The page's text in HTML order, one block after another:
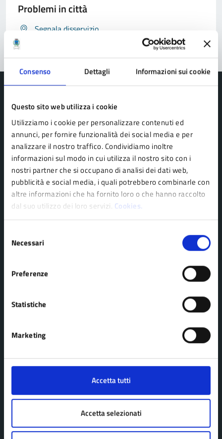
Consenso Dettagli Informazioni sui cookie
Questo sito web utilizza i cookie
Utilizziamo i cookie per personalizzare contenuti ed
annunci, per fornire funzionalità dei social media e per
analizzare il nostro traffico. Condividiamo inoltre
informazioni sul modo in cui utilizza il nostro sito con i
nostri partner che si occupano di analisi dei dati web,
pubblicità e social media, i quali potrebbero combinarle con
altre informazioni che ha fornito loro o che hanno raccolto
dal suo utilizzo dei loro servizi. Cookies.
delNecessari
Preferenze
Statistiche
Marketing
Accetta tutti
Accetta selezionati
Problemi in città
Segnala disservizio
Comune di Pavullo nel Frignano
AMMINISTRAZIONE
Organi di governo
Personale amministrativo
Politici
Uffici
Agricoltura e pesca
Anagrafe e stato civile
Appalti pubblici
Catasto e urbanistica
Imprese e commercio
assistenza
Tributi, finanze e